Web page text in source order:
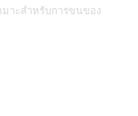
าะสำหรับการขนของ